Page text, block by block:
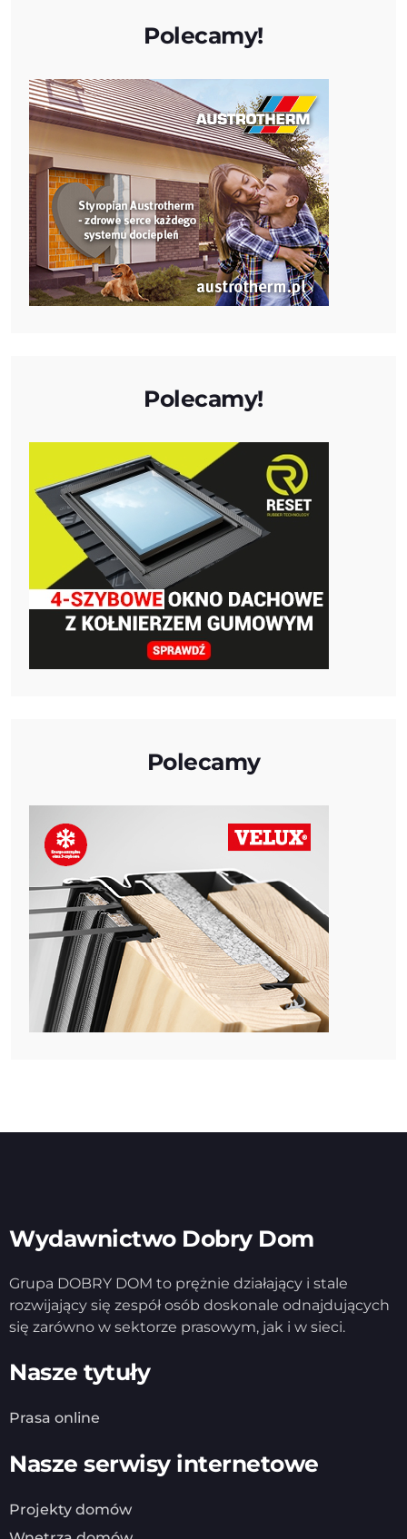
Polecamy!
Polecamy!
Polecamy
Wydawnictwo Dobry Dom
Grupa DOBRY DOM to prężnie działający i stale
rozwijający się zespół osób doskonale odnajdujących
się zarówno w sektorze prasowym, jak i w sieci.
Nasze tytuły
Prasa online
Nasze serwisy internetowe
Projekty domów